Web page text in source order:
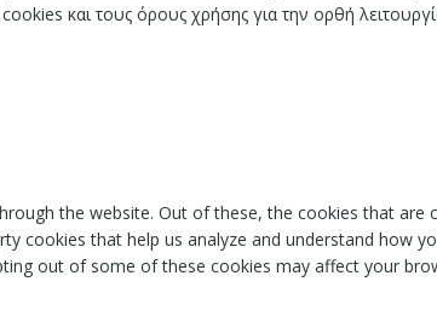
και τους όρους χρήσης για την ορθή
the website. Out of these, the cookies that
cookies that help us analyze and understand how
out of some of these cookies may affect your